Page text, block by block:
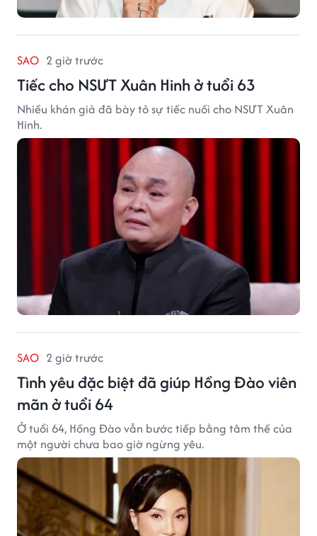
SAO 2 giờ trước
Tiếc cho NSƯT Xuân Hinh ở tuổi 63
Nhiều khán giả đã bày tỏ sự tiếc nuối cho NSƯT Xuân
Hinh.
SAO 2 giờ trước
Tình yêu đặc biệt đã giúp Hồng Đào viên
mãn ở tuổi 64
Ở tuổi 64, Hồng Đào vẫn bước tiếp bằng tâm thế của
một người chưa bao giờ ngừng yêu.